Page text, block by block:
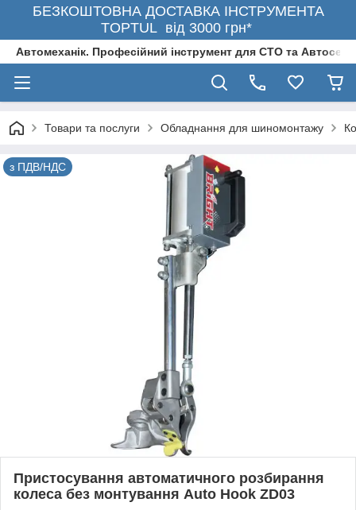
БЕЗКОШТОВНА ДОСТАВКА ІНСТРУМЕНТА
TOPTUL від 3000 грн*
Автомеханік. Професійний інструмент для СТО та
Товари та послуги Обладнання для шиномонтажу
з ПДВ/НДС
Пристосування автоматичного розбирання
колеса без монтування Auto Hook ZD03